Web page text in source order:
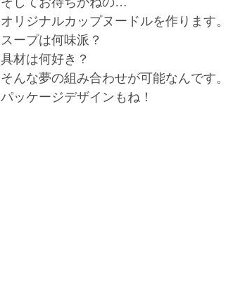
オリジナルカップヌードルを作ります。
スープは何味派？
具材は何好き？
そんな夢の組み合わせが可能なんです。
パッケージデザインもね！